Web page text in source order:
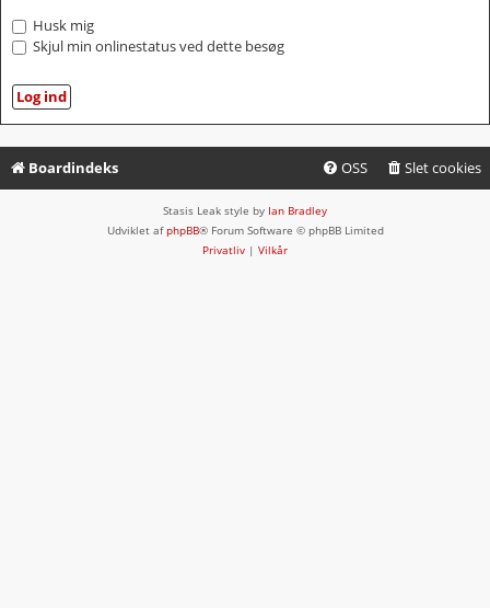
Husk mig
Skjul min onlinestatus ved dette besøg
Boardindeks Slet cookies
OSS
Stasis Leak style by Ian Bradley
Udviklet afphpBB® Forum Software © phpBB Limited
Privatliv | Vilkår